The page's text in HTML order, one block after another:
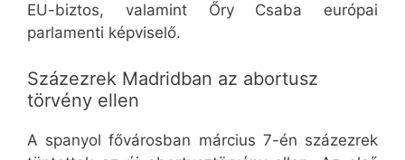
EU-biztos, valamint Őry Csaba európai
parlamenti képviselő.
Százezrek Madridban az abortusz
törvény ellen
A spanyol fővárosban március 7-én százezrek